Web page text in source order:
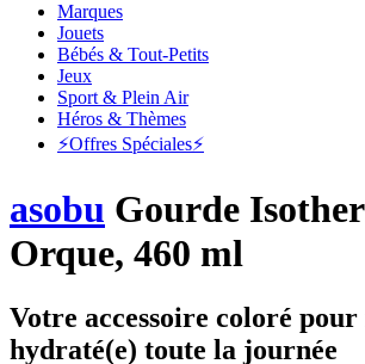
Marques
Jouets
Bébés & Tout-Petits
Jeux
Sport & Plein Air
Héros & Thèmes
⚡️Offres Spéciales⚡️
asobu Gourde
Orque, 460 ml
Votre accessoire coloré
hydraté(e) toute la journée